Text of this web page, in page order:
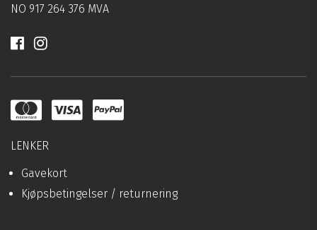
NO 917 264 376 MVA
LENKER
Gavekort
Kjøpsbetingelser / returnering